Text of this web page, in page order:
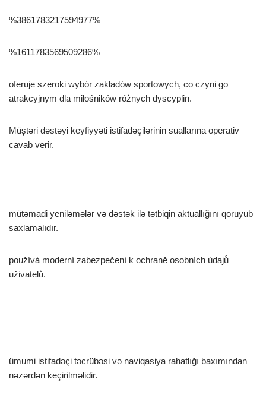
%3861783217594977%
%1611783569509286%
oferuje szeroki wybór zakładów sportowych, co czyni go
atrakcyjnym dla miłośników różnych dyscyplin.
Müştəri dəstəyi keyfiyyəti istifadəçilərinin suallarına operativ
cavab verir.
mütəmadi yeniləmələr və dəstək ilə tətbiqin aktuallığını qoruyub
saxlamalıdır.
používá moderní zabezpečení k ochraně osobních údajů
uživatelů.
ümumi istifadəçi təcrübəsi və naviqasiya rahatlığı baxımından
nəzərdən keçirilməlidir.